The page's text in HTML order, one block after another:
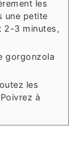
les
une petite
2-3 minutes,
gorgonzola
les
à